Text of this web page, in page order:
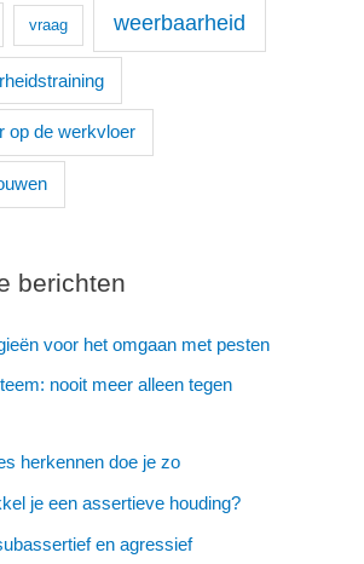
vraag weerbaarheid
op de werkvloer
berichten
voor het omgaan met pesten
nooit meer alleen tegen
herkennen doe je zo
je een assertieve houding?
en agressief